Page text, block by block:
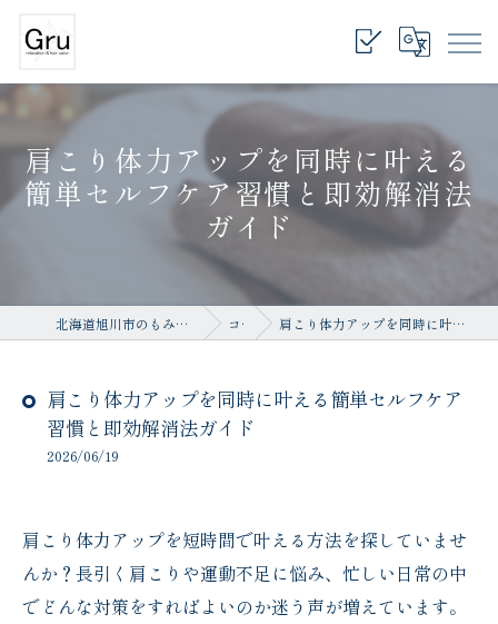
肩こり体力アップを同時に叶える
簡単セルフケア習慣と即効解消法
ガイド
北海道旭川市のもみほぐしならrelaxation salon Gru コラム 肩こり体力アップを同時に叶える簡単セルフケア習慣と即効解消法ガイド
肩こり体力アップを同時に叶える簡単セルフケア
習慣と即効解消法ガイド
2026/06/19
肩こり体力アップを短時間で叶える方法を探していませ
んか？長引く肩こりや運動不足に悩み、忙しい日常の中
でどんな対策をすればよいのか迷う声が増えています。